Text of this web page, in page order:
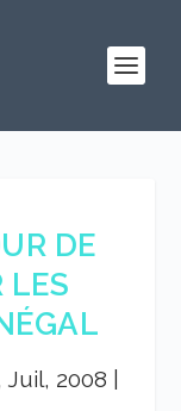
DE
LES
Juil, 2008